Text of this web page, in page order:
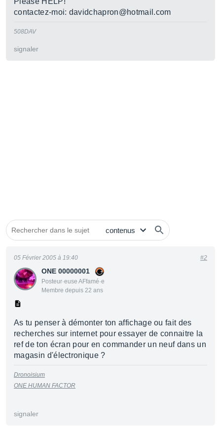
contactez-moi: davidchapron@hotmail.com
508DAV
signaler
ONE 00000001
Posteur·euse AFfamé·e
Membre depuis 22 ans
05 Février 2005 à 19:40 #2
As tu penser à démonter ton affichage ou fait des
recherches sur internet pour essayer de connaitre la
ref de ton écran pour en commander un neuf dans un
magasin d'électronique ?
Dronoisium
ONE HUMAN FACTOR
signaler